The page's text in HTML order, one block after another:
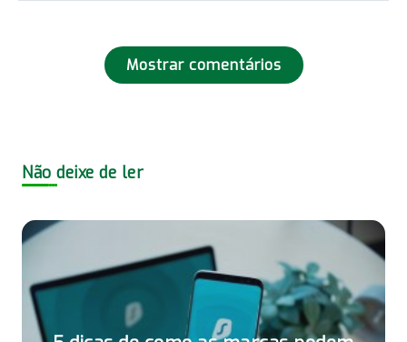
Mostrar comentários
Não deixe de ler